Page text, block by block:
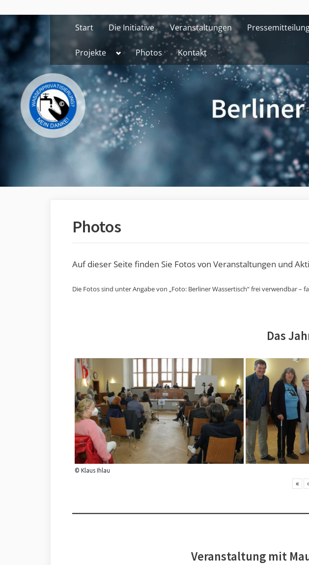
to
content
Start Die Initiative Veranstaltungen
Projekte Toggle
menu
Photos Kontakt
Photos
Auf dieser Seite finden Sie Fotos von Veranstaltungen und
Die Fotos sind unter Angabe von „Foto: Berliner Wassertisch“ frei verwendbar –
Das
© Klaus Ihlau
« ‹
Veranstaltung mit